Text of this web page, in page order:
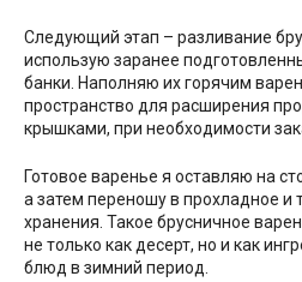
Следующий этап – разливание
использую заранее
банки. Наполняю их горячим
пространство для расширения
крышками, при необходимости
Готовое варенье я оставляю на
а затем переношу в прохладное и
хранения. Такое брусничное
не только как десерт, но и как
блюд в зимний период.